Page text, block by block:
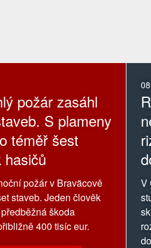
V
požár zasáhl
S plameny
téměř šest
požár v Braväcově
staveb. Jeden člověk
škoda
400 tisíc eur.